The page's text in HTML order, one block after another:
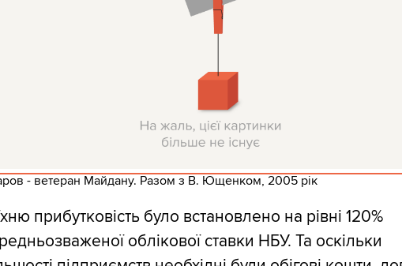
- ветеран Майдану. Разом з В. Ющенком, 2005 рік
прибутковість було встановлено на рівні 120%
облікової ставки НБУ. Та оскільки